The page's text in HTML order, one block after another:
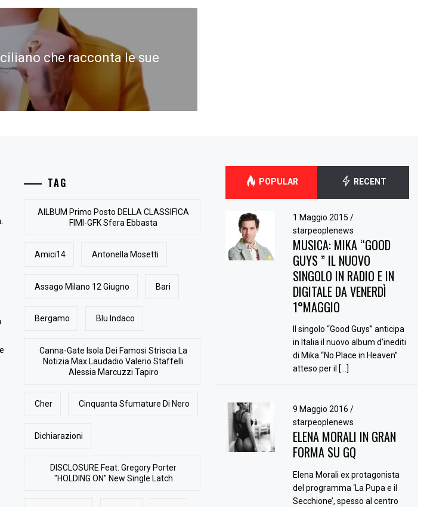
che racconta le sue
TAG
AlLBUM Primo Posto DELLA CLASSIFICA
FIMI-GFK Sfera Ebbasta
Amici14 Antonella Mosetti
Assago Milano 12 Giugno Bari
Bergamo Blu Indaco
Canna-Gate Isola Dei Famosi Striscia La
Notizia Max Laudadio Valerio Staffelli
Alessia Marcuzzi Tapiro
Cher Cinquanta Sfumature Di Nero
Dichiarazioni
DISCLOSURE Feat. Gregory Porter
"HOLDING ON" New Single Latch
POPULAR RECENT
1 Maggio 2015 /
starpeoplenews
MUSICA: MIKA “GOOD
GUYS ” IL NUOVO
SINGOLO IN RADIO E IN
DIGITALE DA VENERDÌ
1°MAGGIO
Il singolo “Good Guys” anticipa
in Italia il nuovo album d’inediti
di Mika “No Place in Heaven”
atteso per il […]
9 Maggio 2016 /
starpeoplenews
ELENA MORALI IN GRAN
FORMA SU GQ
Elena Morali ex protagonista
del programma ‘La Pupa e il
Secchione’, spesso al centro